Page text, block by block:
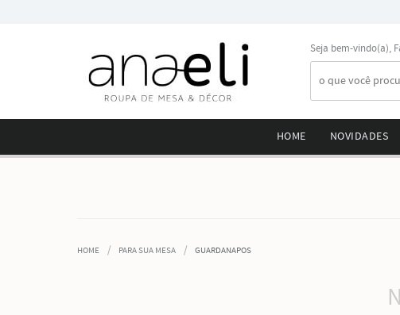
Seja bem-vindo(a),
HOME NOVIDADES
HOME PARA SUA MESA GUARDANAPOS